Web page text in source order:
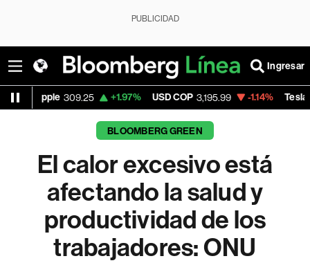
PUBLICIDAD
Ingresar
+1.97% USD COP 3,195.99 -1.14% Tesla 327.26
BLOOMBERG GREEN
El calor excesivo está
afectando la salud y
productividad de los
trabajadores: ONU